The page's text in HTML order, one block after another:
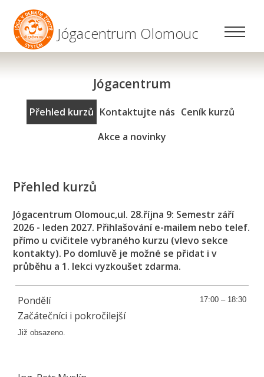
Jógacentrum Olomouc
Jógacentrum
Přehled kurzů Kontaktujte nás Ceník kurzů
Akce a novinky
Přehled kurzů
Jógacentrum Olomouc,ul. 28.října 9: Semestr září
2026 - leden 2027. Přihlašování e-mailem nebo telef.
přímo u cvičitele vybraného kurzu (vlevo sekce
kontakty). Po domluvě je možné se přidat i v
průběhu a 1. lekci vyzkoušet zdarma.
Pondělí 17:00 – 18:30
Začátečníci i pokročilejší
Již obsazeno.